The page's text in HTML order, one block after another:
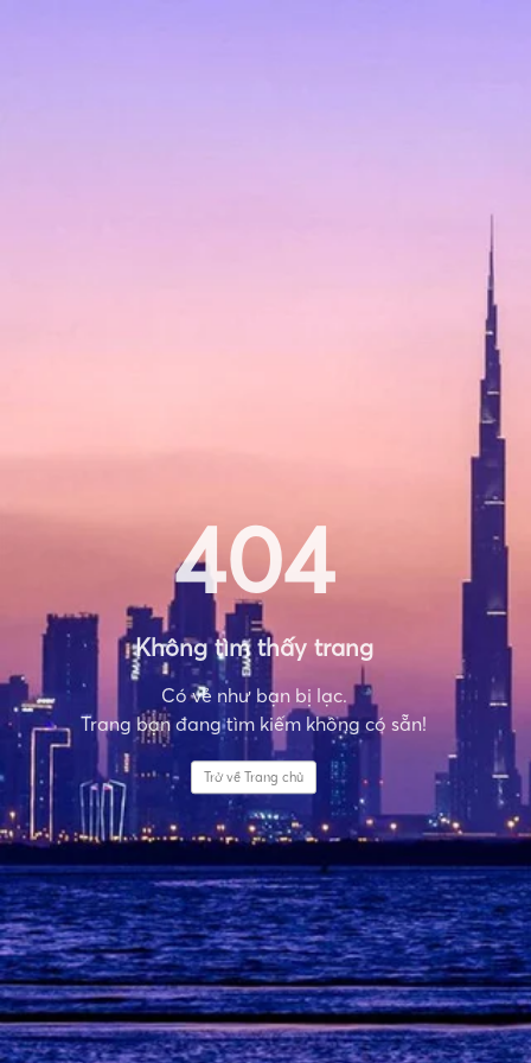
404
Không tìm thấy trang
Có vẻ như bạn bị lạc.
Trang bạn đang tìm kiếm không có sẵn!
Trở về Trang chủ